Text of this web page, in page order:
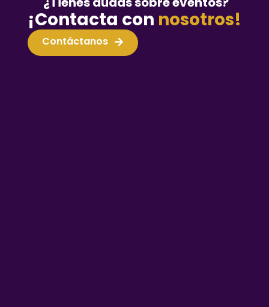
¡Contacta con nosotros!
Contáctanos